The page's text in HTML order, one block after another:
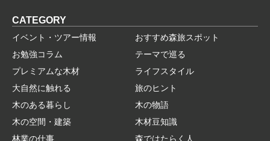
CATEGORY
イベント・ツアー情報
おすすめ森旅スポット
お勉強コラム
テーマで巡る
プレミアムな木材
ライフスタイル
大自然に触れる
旅のヒント
木のある暮らし
木の物語
木の空間・建築
木材豆知識
林業の仕事
森ではたらく人